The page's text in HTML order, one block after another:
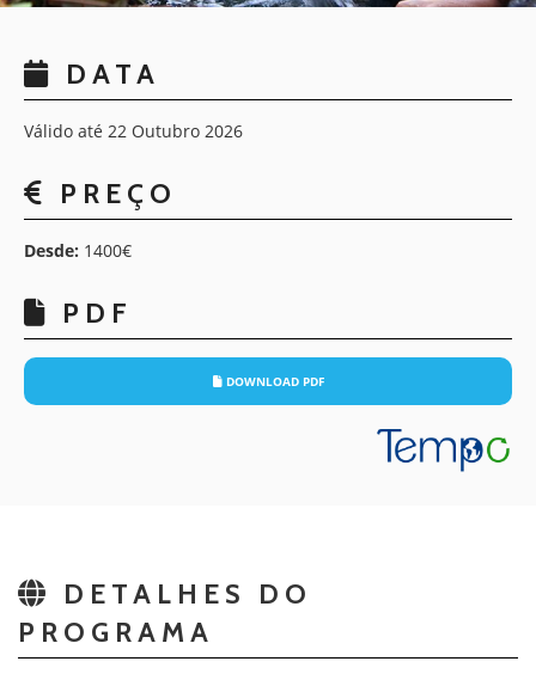
DATA
Válido até 22 Outubro 2026
PREÇO
Desde: 1400€
PDF
DOWNLOAD PDF
DETALHES DO
PROGRAMA